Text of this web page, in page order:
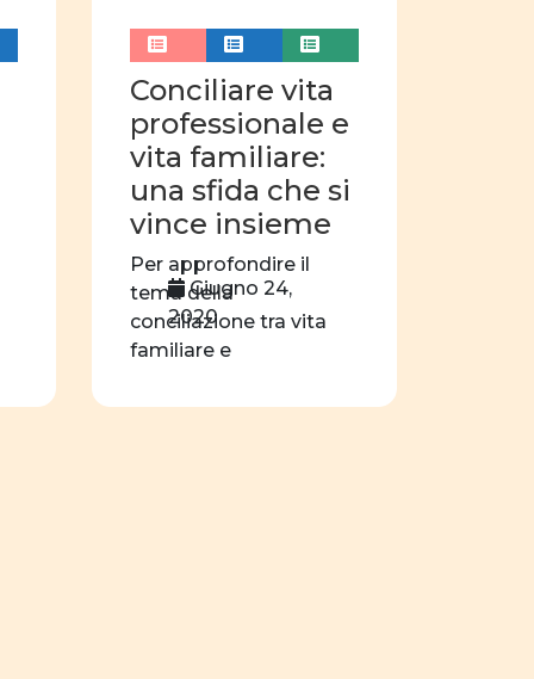
filosofia
sport
videogioco
Conciliare vita
professionale e
vita familiare:
una sfida che si
vince insieme
Per approfondire il
tema della
conciliazione tra vita
familiare e
docenti propongono
Giugno 24,
2020